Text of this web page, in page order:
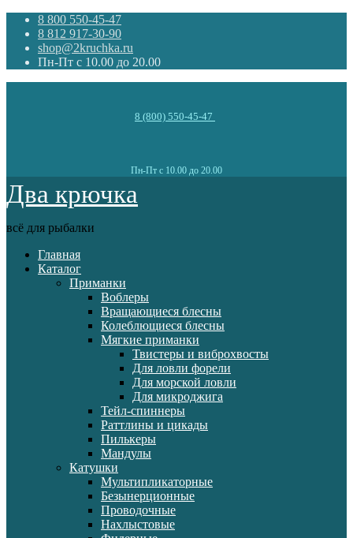
8 800 550-45-47
8 812 917-30-90
shop@2kruchka.ru
Пн-Пт с 10.00 до 20.00
8 (800) 550-45-47
Пн-Пт с 10.00 до 20.00
Два крючка
всё для рыбалки
Главная
Каталог
Приманки
Воблеры
Вращающиеся блесны
Колеблющиеся блесны
Мягкие приманки
Твистеры и виброхвосты
Для ловли форели
Для морской ловли
Для микроджига
Тейл-спиннеры
Раттлины и цикады
Пилькеры
Мандулы
Катушки
Мультипликаторные
Безынерционные
Проводочные
Нахлыстовые